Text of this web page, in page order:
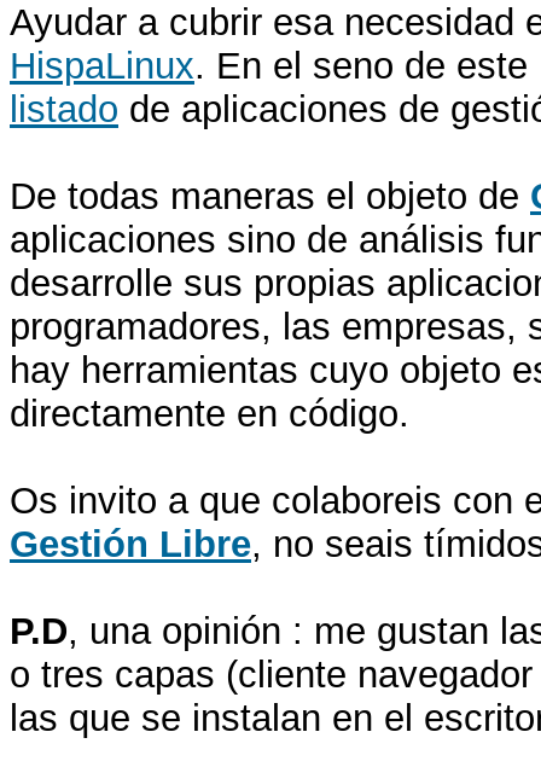
Ayudar a cubrir esa necesidad
HispaLinux. En el seno de
listado de aplicaciones de
De todas maneras el objeto de
aplicaciones sino de análisis
desarrolle sus propias
programadores, las empresas,
hay herramientas cuyo objeto
directamente en código.
Os invito a que colaboreis con
Gestión Libre, no seais
P.D, una opinión : me gustan
o tres capas (cliente
las que se instalan en el